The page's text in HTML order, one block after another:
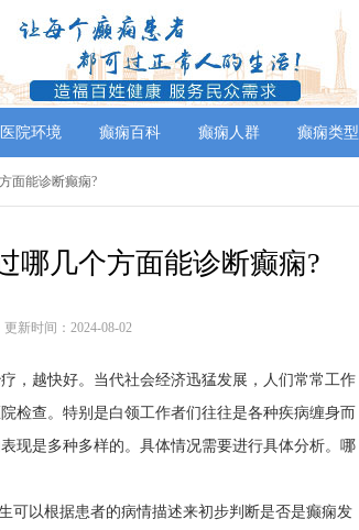
医院环境 癫痫百科 癫痫人群 癫痫类型
面能诊断癫痫?
哪几个方面能诊断癫痫?
更新时间：2024-08-02
，越快好。当代社会经济迅猛发展，人们常常工作
检查。特别是白领工作者们往往是各种疾病缠身而
现是多种多样的。具体情况需要进行具体分析。哪
可以根据患者的病情描述来初步判断是否是癫痫发